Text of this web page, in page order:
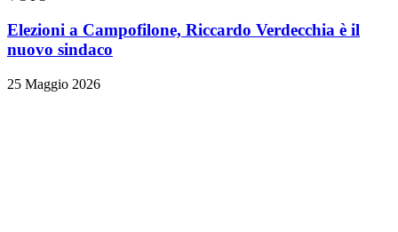
Elezioni a Campofilone, Riccardo Verdecchia è il
nuovo sindaco
25 Maggio 2026